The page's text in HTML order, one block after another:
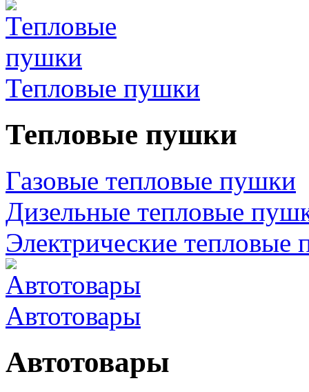
Тепловые пушки
Тепловые пушки
Газовые тепловые пушки
Дизельные тепловые
Электрические тепловые
Автотовары
Автотовары